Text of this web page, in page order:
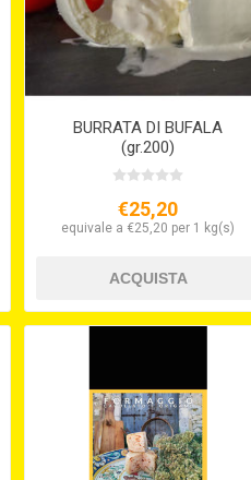
BURRATA DI BUFALA
(gr.200)
€25,20
equivale a €25,20 per 1 kg(s)